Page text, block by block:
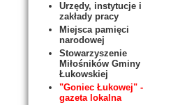
Urzędy, instytucje i
zakłady pracy
Miejsca pamięci
narodowej
Stowarzyszenie
Miłośników Gminy
Łukowskiej
"Goniec Łukowej" -
gazeta lokalna